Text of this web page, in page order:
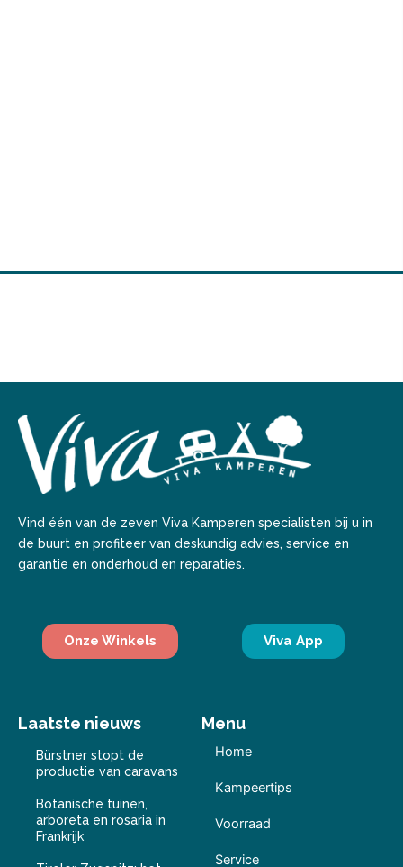
Vind één van de zeven Viva Kamperen specialisten bij u in
de buurt en profiteer van deskundig advies, service en
garantie en onderhoud en reparaties.
Onze Winkels Viva App
Laatste nieuws
Bürstner stopt de
productie van caravans
Botanische tuinen,
arboreta en rosaria in
Frankrijk
Menu
Home
Kampeertips
Voorraad
Service